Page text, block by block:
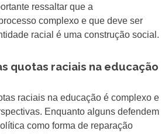
ressaltar que a
complexo e que deve ser
racial é uma construção social.
quotas raciais na educação
raciais na educação é complexo e
Enquanto alguns defendem
como forma de reparação